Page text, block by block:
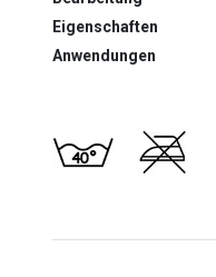
Eigenschaften
Anwendungen